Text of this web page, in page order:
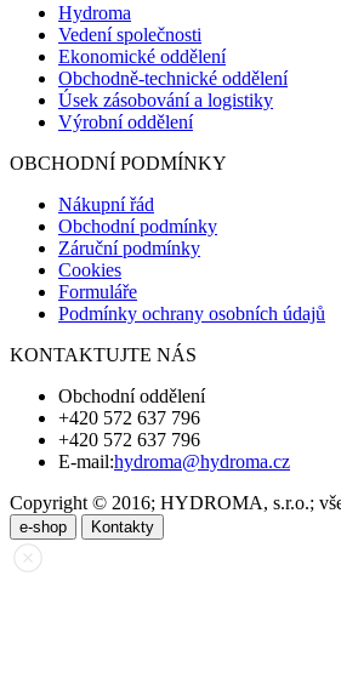
Hydroma
Vedení společnosti
Ekonomické oddělení
Obchodně-technické oddělení
Úsek zásobování a logistiky
Výrobní oddělení
OBCHODNÍ PODMÍNKY
Nákupní řád
Obchodní podmínky
Záruční podmínky
Cookies
Formuláře
Podmínky ochrany osobních údajů
KONTAKTUJTE NÁS
Obchodní oddělení
+420 572 637 796
+420 572 637 796
E-mail:hydroma@hydroma.cz
Copyright © 2016; HYDROMA, s.r.o.;
e-shop Kontakty